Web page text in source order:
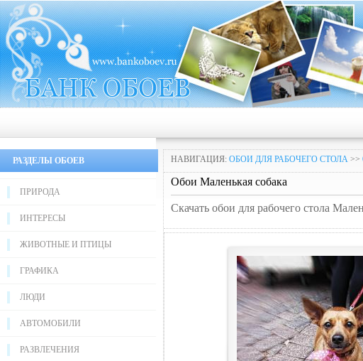
РАЗДЕЛЫ ОБОЕВ
ПРИРОДА
ИНТЕРЕСЫ
ЖИВОТНЫЕ И ПТИЦЫ
ГРАФИКА
ЛЮДИ
АВТОМОБИЛИ
РАЗВЛЕЧЕНИЯ
НАВИГАЦИЯ: ОБОИ ДЛЯ РАБОЧЕГО СТОЛА >>
Обои Маленькая собака
Скачать обои для рабочего стола